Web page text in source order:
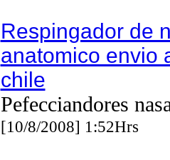
Respingador de
anatomico envio
chile
Pefecciandores
[10/8/2008] 1:52Hrs